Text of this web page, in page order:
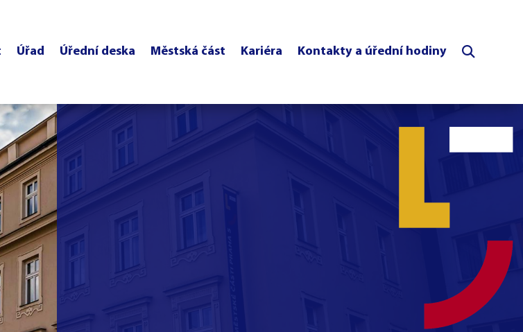
Úřad Úřední deska Městská část Kariéra Kontakty a úřední hodiny